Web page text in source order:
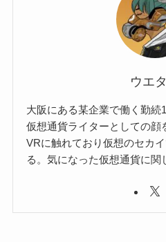
ウエ
大阪にある某企業で働く勤続
仮想通貨ライターとしての顔
VRに触れており仮想のセカ
る。気になった仮想通貨に関